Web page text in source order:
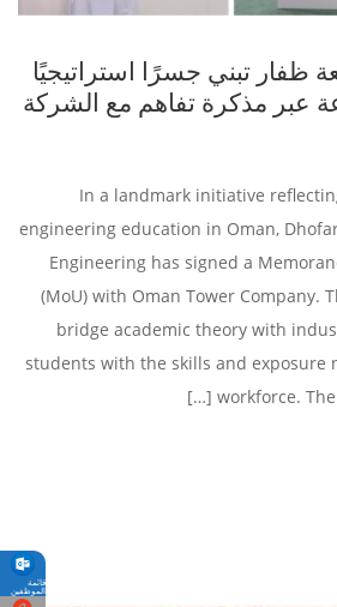
ظفار تبني جسرًا استراتيجيًا
عبر مذكرة تفاهم مع الشركة
In a landmark initiative
engineering education in Oman,
Engineering has signed a
(MoU) with Oman Tower Company.
bridge academic theory with
students with the skills and exposure
workforce. The
قائمة
الموظفين